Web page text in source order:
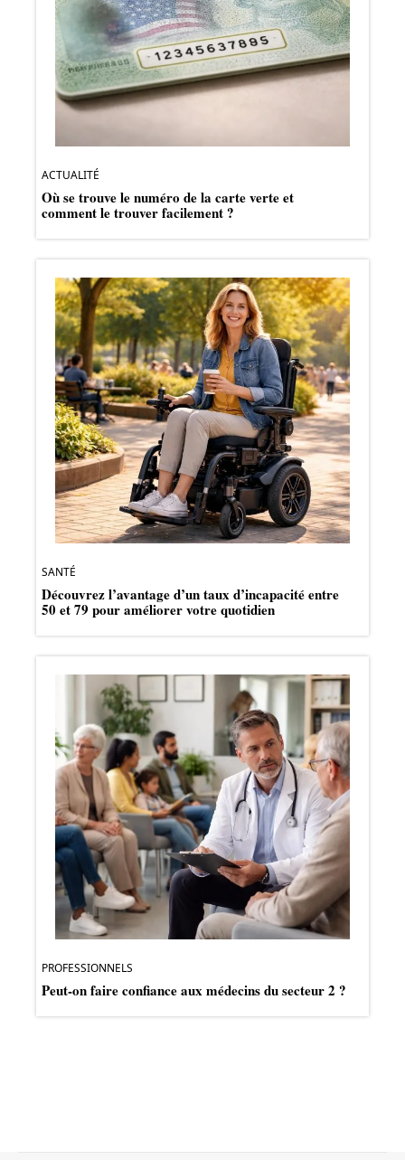
ACTUALITÉ
Où se trouve le numéro de la carte verte et
comment le trouver facilement ?
SANTÉ
Découvrez l’avantage d’un taux d’incapacité entre
50 et 79 pour améliorer votre quotidien
PROFESSIONNELS
Peut-on faire confiance aux médecins du secteur 2 ?